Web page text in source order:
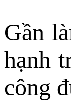
Gần
hạnh
công